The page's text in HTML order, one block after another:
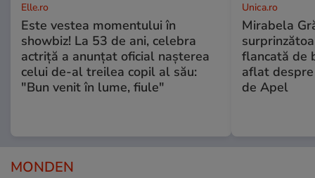
Elle.ro
Este vestea momentului în
showbiz! La 53 de ani, celebra
actriță a anunțat oficial nașterea
celui de-al treilea copil al său:
"Bun venit în lume, fiule"
Unica.ro
Mirabela
flancată de
aflat
de Apel
MONDEN